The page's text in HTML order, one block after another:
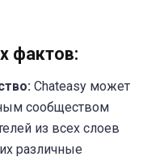
фактов:
Chateasy может
сообществом
из всех слоев
различные